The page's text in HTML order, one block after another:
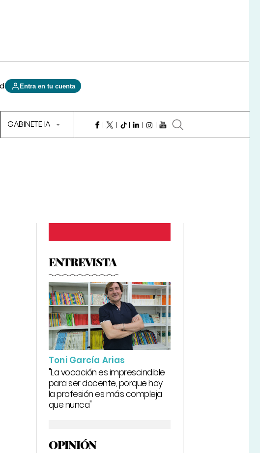
Entra en tu cuenta
GABINETE IA
ENTREVISTA
Toni García Arias
"La vocación es imprescindible
para ser docente, porque hoy
la profesión es más compleja
que nunca"
OPINIÓN